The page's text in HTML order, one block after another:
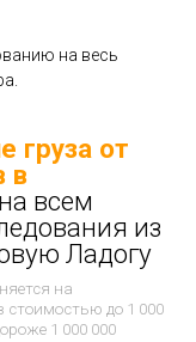
на весь
груза от
в
всем
из
Ладогу
на
стоимостью до 1 000
1 000 000